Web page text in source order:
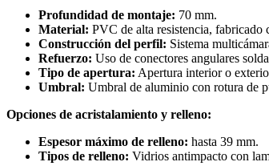
Profundidad de montaje: 70 mm.
Material: PVC de alta resistencia,
Construcción del perfil: Sistema
Refuerzo: Uso de conectores angulares
Tipo de apertura: Apertura interior o
Umbral: Umbral de aluminio con rotura de
Opciones de acristalamiento y relleno:
Espesor máximo de relleno: hasta 39 mm.
Tipos de relleno: Vidrios antimpacto con